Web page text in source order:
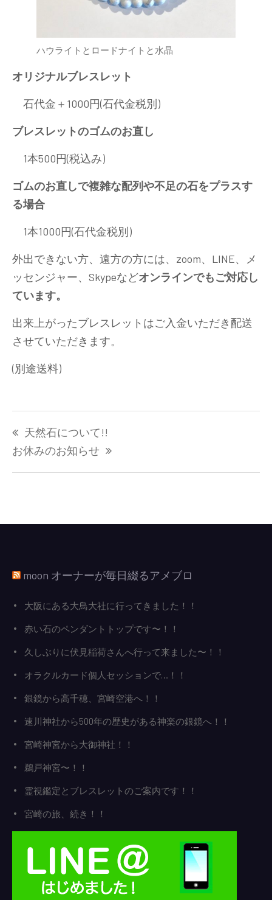
ハウライトとロードナイトと水晶
オリジナルブレスレット
石代金＋1000円(石代金税別)
ブレスレットのゴムのお直し
1本500円(税込み)
ゴムのお直しで複雑な配列や不足の石をプラスす
る場合
1本1000円(石代金税別)
外出できない方、遠方の方には、zoom、LINE、メ
ッセンジャー、Skypeなどオンラインでもご対応し
ています。
出来上がったブレスレットはご入金いただき配送
させていただきます。
(別途送料)
稿
ナ
ョ
天然石について!!
お休みのお知らせ
moon オーナーが毎日綴るアメブロ
大阪にある大鳥大社に行ってきました！！
赤い石のペンダントトップです〜！！
久しぶりに伏見稲荷さんへ行って来ました〜！！
オラクルカード個人セッションで…！！
銀鏡から高千穂、宮崎空港へ！！
速川神社から500年の歴史がある神楽の銀鏡へ！！
宮崎神宮から大御神社！！
鵜戸神宮〜！！
霊視鑑定とブレスレットのご案内です！！
宮崎の旅、続き！！